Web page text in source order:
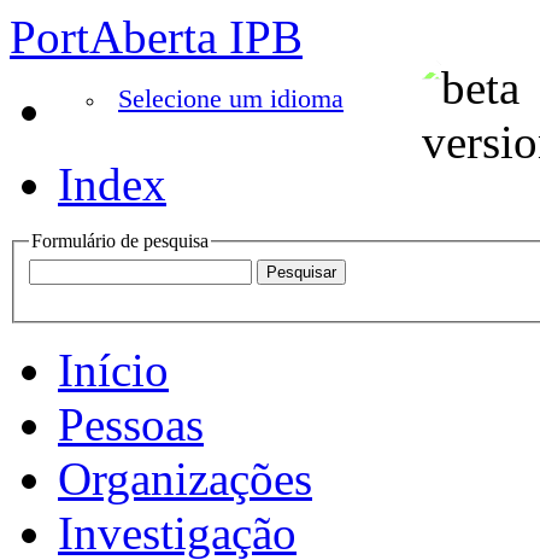
PortAberta IPB
Selecione um idioma
Index
Formulário de pesquisa
Início
Pessoas
Organizações
Investigação